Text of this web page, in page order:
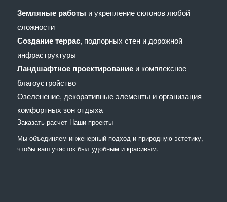
Земляные работы и укрепление склонов любой
сложности
Создание террас, подпорных стен и дорожной
инфраструктуры
Ландшафтное проектированиеи комплексное
благоустройство
Озеленение, декоративные элементы и организация
комфортных зон отдыха
Заказать расчет Наши проекты
Мы объединяем инженерный подход и природную эстетику,
чтобы ваш участок был удобным и красивым.